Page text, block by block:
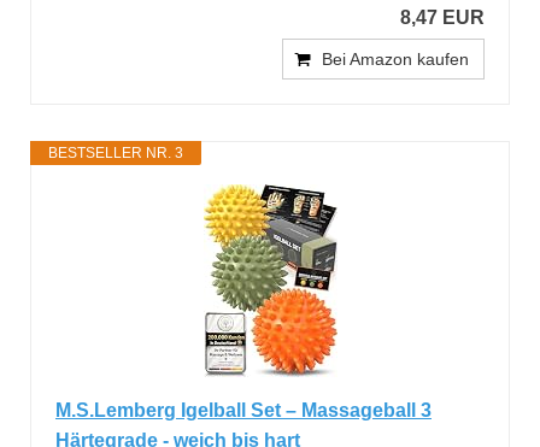
8,47 EUR
Bei Amazon kaufen
BESTSELLER NR. 3
M.S.Lemberg Igelball Set – Massageball 3
Härtegrade - weich bis hart